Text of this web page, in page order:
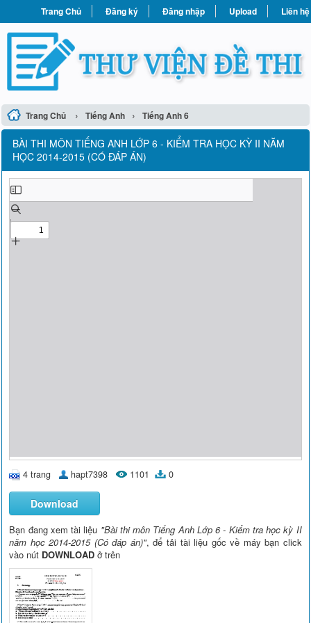
Trang Chủ Đăng ký Đăng nhập Upload Liên hệ
Trang Chủ › Tiếng Anh › Tiếng Anh 6
BÀI THI MÔN TIẾNG ANH LỚP 6 - KIỂM TRA HỌC KỲ II NĂM
HỌC 2014-2015 (CÓ ĐÁP ÁN)
4 trang hapt7398 1101 0
Download
Bạn đang xem tài liệu "Bài thi môn Tiếng Anh Lớp 6 - Kiểm tra học kỳ II
năm học 2014-2015 (Có đáp án)", để tải tài liệu gốc về máy bạn click
vào nút DOWNLOAD ở trên